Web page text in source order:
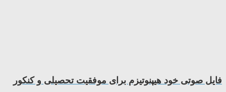
فایل صوتی خود هیپنوتیزم برای موفقیت تحصیلی و کنکور